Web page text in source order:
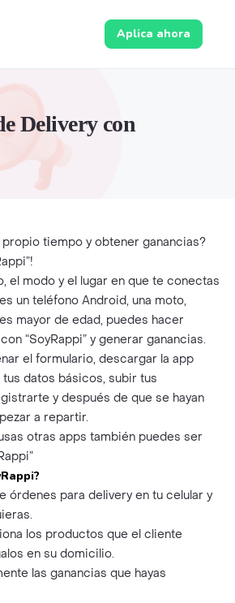
Aplica ahora
Delivery con
tiempo y obtener ganancias?
el modo y el lugar en que te conectas
un teléfono Android, una moto,
mayor de edad, puedes hacer
“SoyRappi” y generar ganancias.
el formulario, descargar la app
tus datos básicos, subir tus
y después de que se hayan
a repartir.
otras apps también puedes ser
órdenes para delivery en tu celular y
los productos que el cliente
en su domicilio.
las ganancias que hayas